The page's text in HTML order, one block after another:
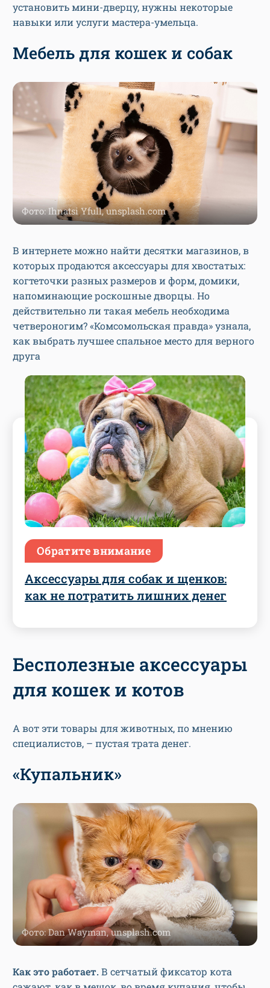
установить мини-дверцу, нужны некоторые
навыки или услуги мастера-умельца.
Мебель для кошек и собак
Фото: Ihnatsi Yfull, unsplash.com
В интернете можно найти десятки магазинов, в
которых продаются аксессуары для хвостатых:
когтеточки разных размеров и форм, домики,
напоминающие роскошные дворцы. Но
действительно ли такая мебель необходима
четвероногим? «Комсомольская правда» узнала,
как выбрать лучшее спальное место для верного
друга
Обратите внимание
Аксессуары для собак и щенков:
как не потратить лишних денег
Бесполезные аксессуары
для кошек и котов
А вот эти товары для животных, по мнению
специалистов, – пустая трата денег.
«Купальник»
Фото: Dan Wayman, unsplash.com
Как это работает.В сетчатый фиксатор кота